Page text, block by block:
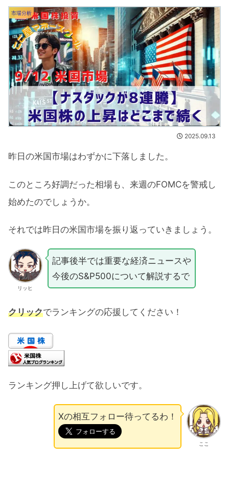
市場分析
2025.09.13
昨日の米国市場はわずかに下落しました。
このところ好調だった相場も、来週のFOMCを警戒し
始めたのでしょうか。
それでは昨日の米国市場を振り返っていきましょう。
リッヒ
記事後半では重要な経済ニュースや
今後のS&P500について解説するで
クリックでランキングの応援してください！
ランキング押し上げて欲しいです。
ここ
Xの相互フォロー待ってるわ！